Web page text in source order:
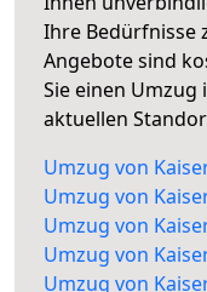
Ihre Bedürfnisse
Angebote sind
Sie einen
aktuellen
Umzug von
Umzug von
Umzug von
Umzug von
Umzug von